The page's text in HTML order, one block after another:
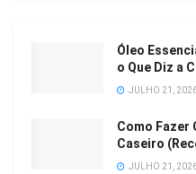
Óleo
o Que Diz a
JULHO 21,
Como Fazer
Caseiro
JULHO 21,